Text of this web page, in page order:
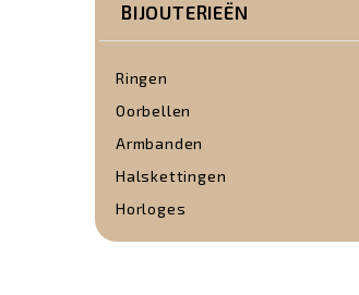
BIJOUTERIEËN
Ringen
Oorbellen
Armbanden
Halskettingen
Horloges